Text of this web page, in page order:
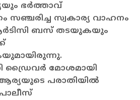
ഭര്‍ത്താവ്
സഞ്ചരിച്ച സ്വകാര്യ വാഹനം
ബസ് തടയുകയും
മോശമായി
പരാതിയില്‍